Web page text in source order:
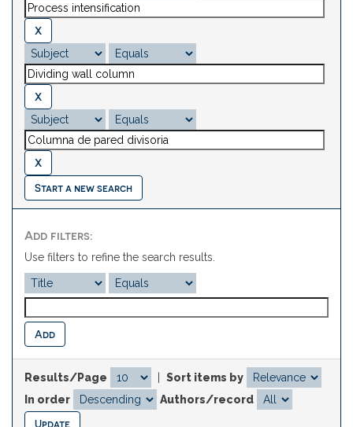
Start a new search
Add filters:
Use filters to refine the search results.
Results/Page
Sort items by
In order
Authors/record